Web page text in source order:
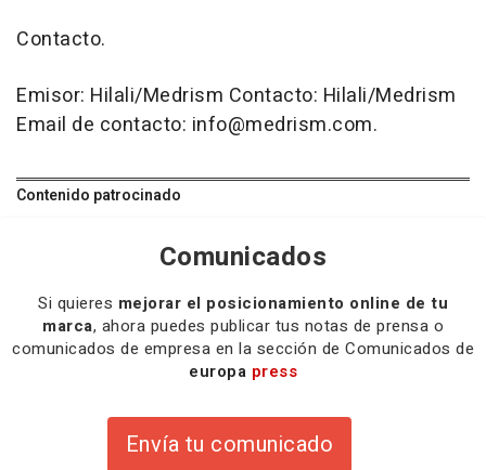
Contacto.
Emisor: Hilali/Medrism Contacto: Hilali/Medrism
Email de contacto: info@medrism.com.
Contenido patrocinado
Comunicados
Si quieres mejorar el posicionamiento online de tu
marca, ahora puedes publicar tus notas de prensa o
comunicados de empresa en la sección de Comunicados de
europa press
Envía tu comunicado